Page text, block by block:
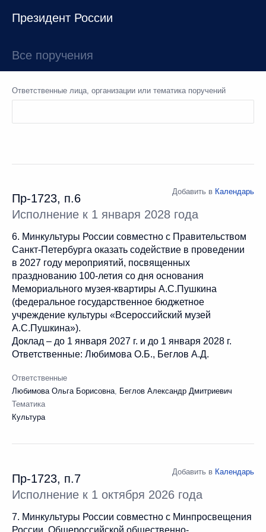
Президент России
Все поручения
Ответственные лица, организации или тематика поручений
Пр-1723, п.6
Исполнение к 1 января 2028 года
Добавить в Календарь
6. Минкультуры России совместно с Правительством
Санкт-Петербурга оказать содействие в проведении
в 2027 году мероприятий, посвященных
празднованию 100-летия со дня основания
Мемориального музея-квартиры А.С.Пушкина
(федеральное государственное бюджетное
учреждение культуры «Всероссийский музей
А.С.Пушкина»).
Доклад – до 1 января 2027 г. и до 1 января 2028 г.
Ответственные: Любимова О.Б., Беглов А.Д.
Ответственные
Любимова Ольга Борисовна, Беглов Александр Дмитриевич
Тематика
Культура
Пр-1723, п.7
Исполнение к 1 октября 2026 года
Добавить в Календарь
7. Минкультуры России совместно с Минпросвещения
России, Общероссийской общественно-